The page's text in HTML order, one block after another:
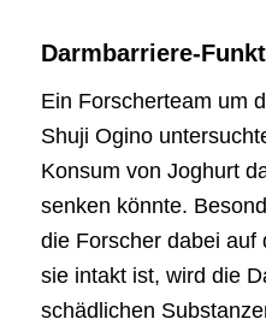
Darmbarriere-
Ein Forscherteam um
Shuji Ogino
Konsum von Joghurt
senken könnte.
die Forscher dabei auf
sie intakt ist, wird die
schädlichen